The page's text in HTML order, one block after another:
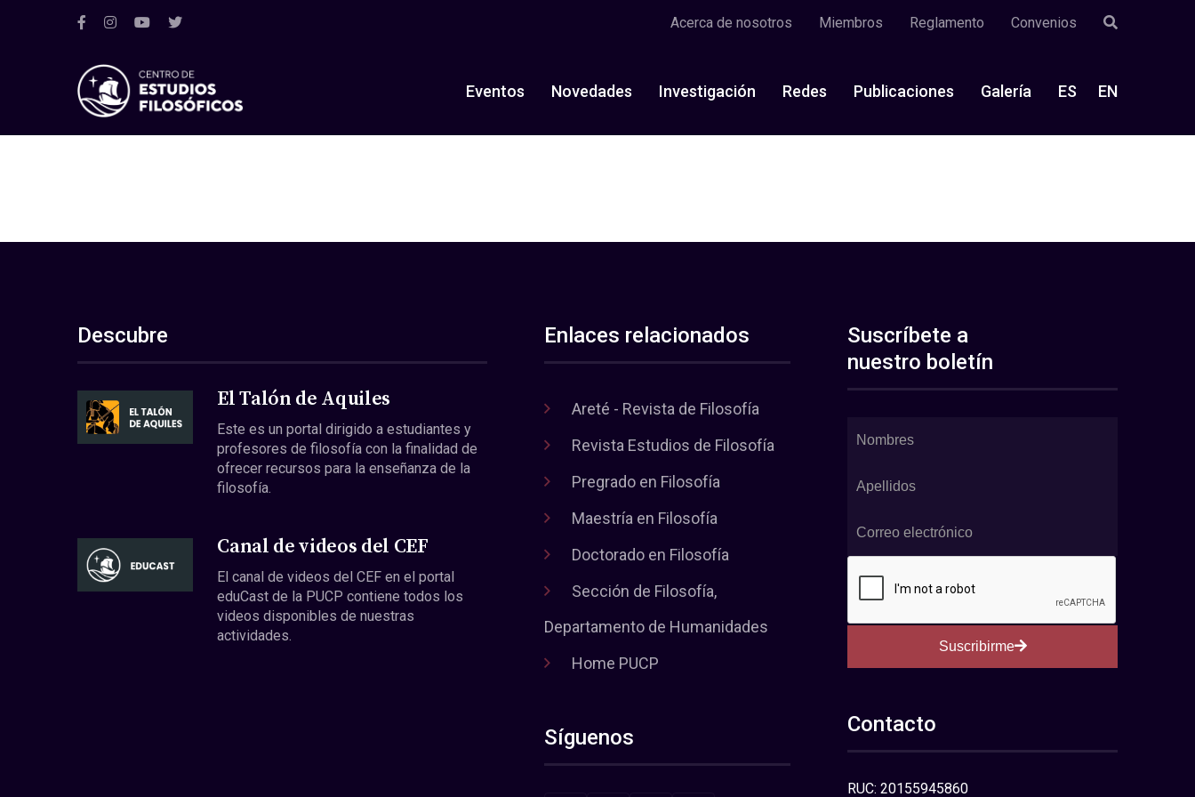
Acerca de nosotros Miembros Reglamento Convenios
Eventos Novedades Investigación Redes Publicaciones Galería ES EN
Descubre
El Talón de Aquiles
Este es un portal dirigido a estudiantes y
profesores de filosofía con la finalidad de
ofrecer recursos para la enseñanza de la
filosofía.
Canal de videos del CEF
El canal de videos del CEF en el portal
eduCast de la PUCP contiene todos los
videos disponibles de nuestras
actividades.
Enlaces relacionados
Areté - Revista de Filosofía
Revista Estudios de Filosofía
Pregrado en Filosofía
Maestría en Filosofía
Doctorado en Filosofía
Sección de Filosofía,
Departamento de Humanidades
Home PUCP
Síguenos
Suscríbete a
nuestro boletín
Suscribirme
Contacto
RUC: 20155945860